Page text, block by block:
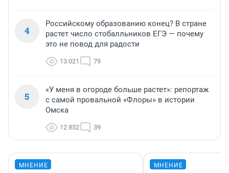
4
Российскому образованию конец? В стране
растет число стобалльников ЕГЭ — почему
это не повод для радости
13 021 79
5
«У меня в огороде больше растет»: репортаж
с самой провальной «Флоры» в истории
Омска
12 852 39
МНЕНИЕ МНЕНИЕ